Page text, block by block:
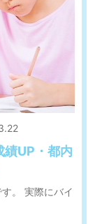
績UP・都内
。 実際にバイ